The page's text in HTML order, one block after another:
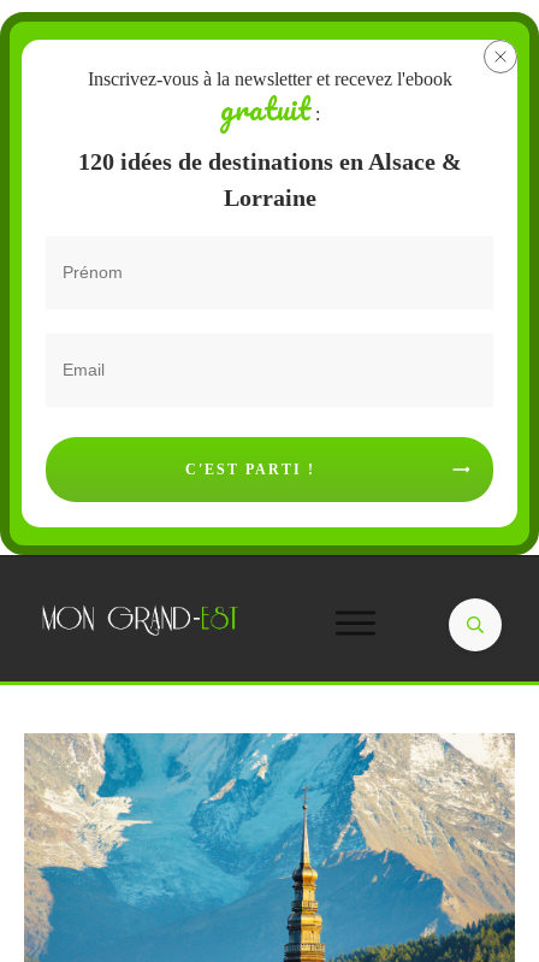
Inscrivez-vous à la newsletter et recevez l'ebook
gratuit:
120 idées de destinations en Alsace &
Lorraine
C'EST PARTI !